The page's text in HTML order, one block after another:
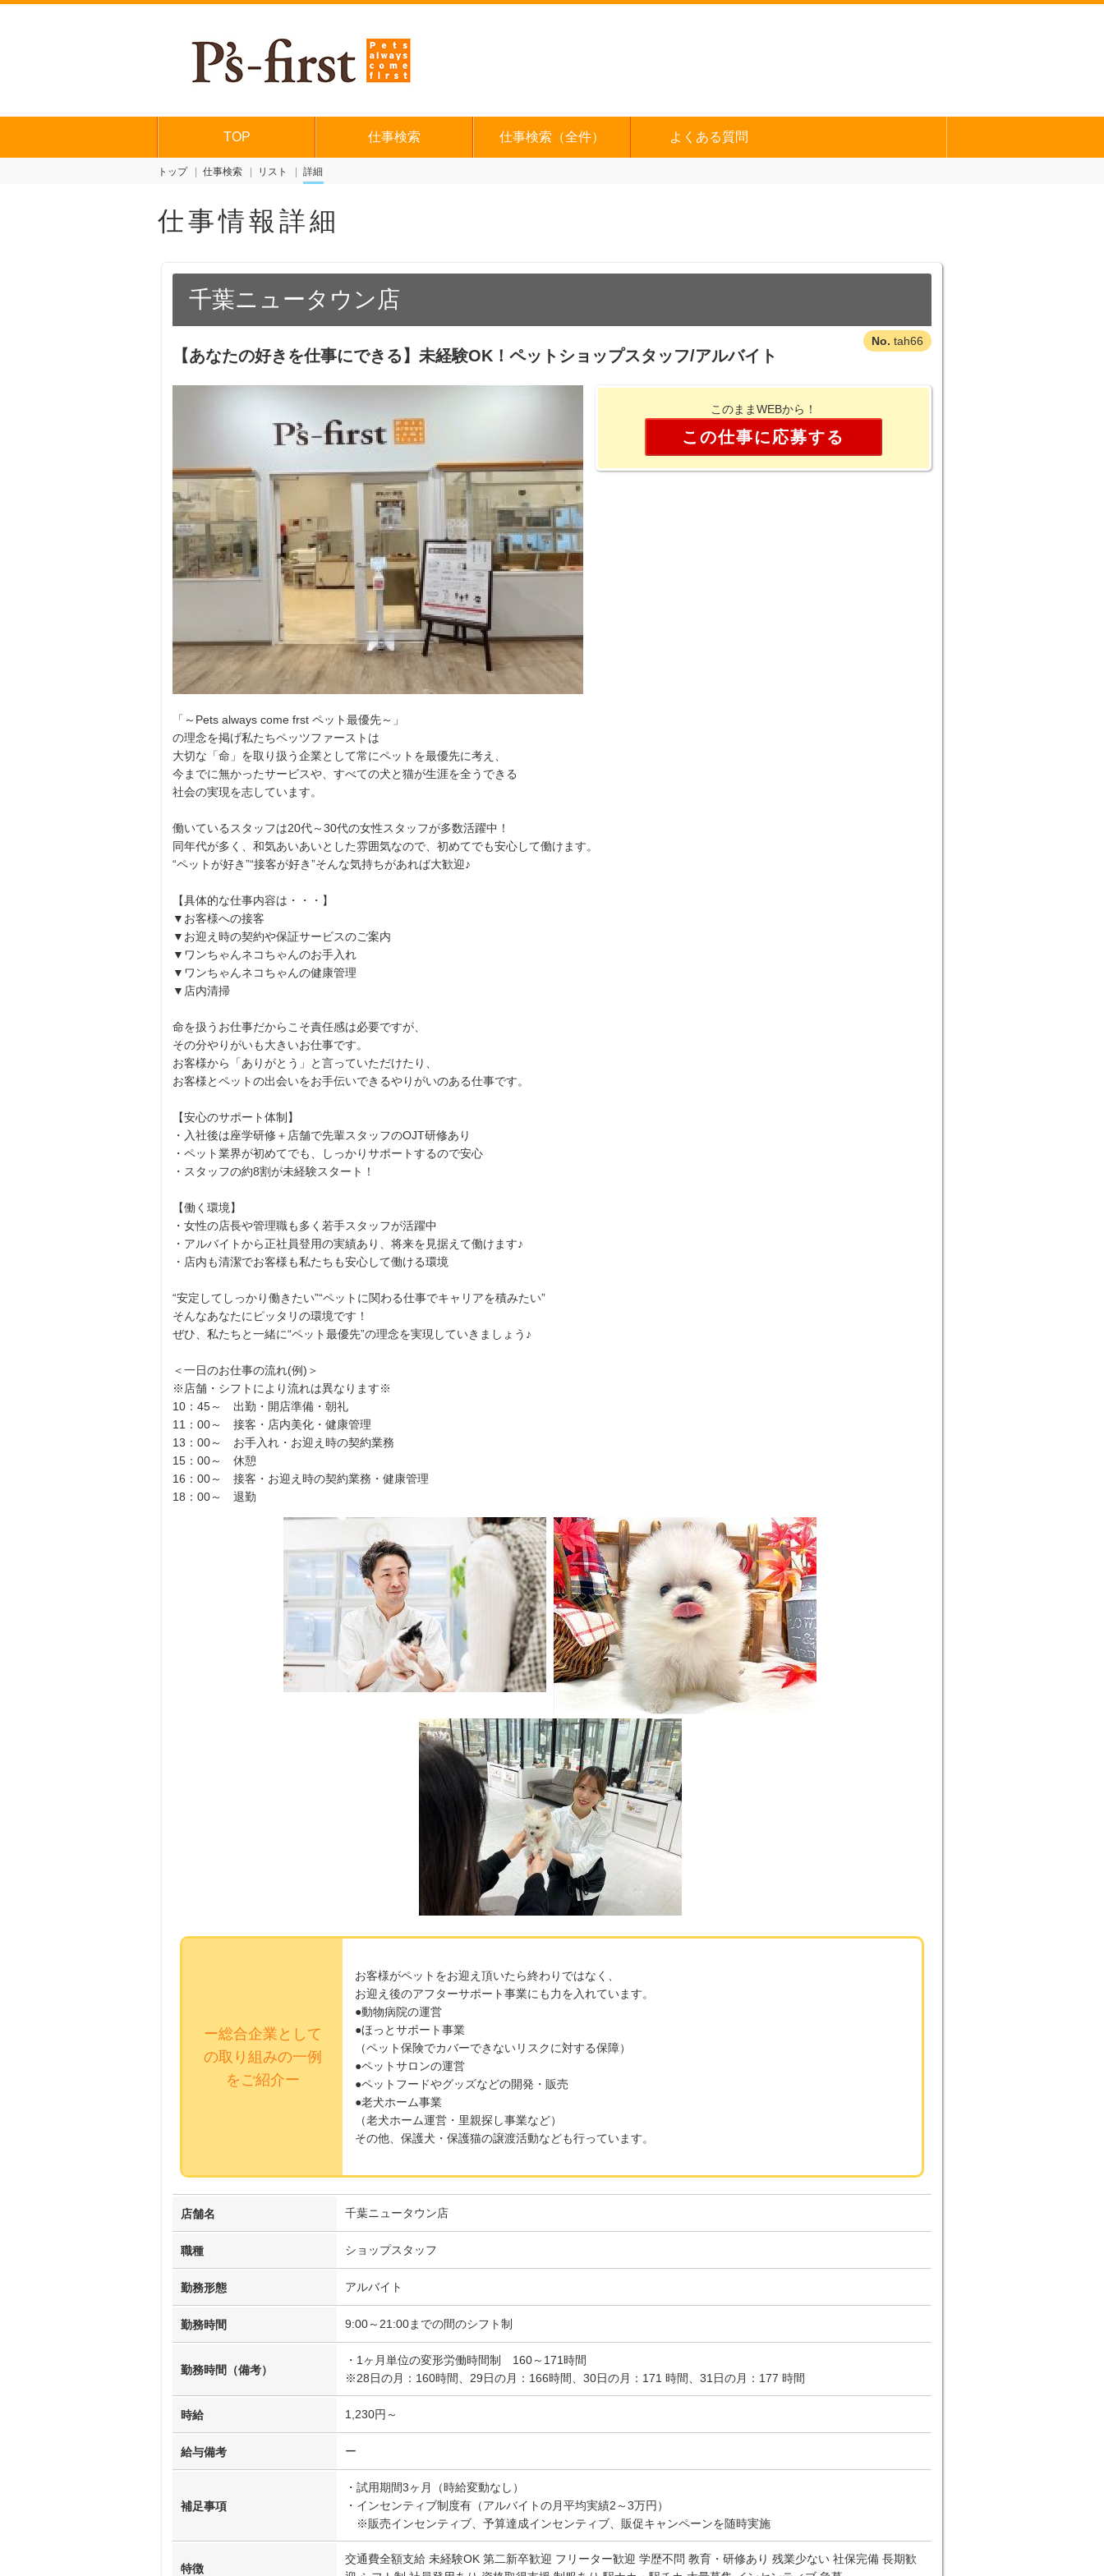
TOP 仕事検索 仕事検索（全件） よくある質問
トップ 仕事検索 リスト 詳細
仕事情報詳細
千葉ニュータウン店
tah66
【あなたの好きを仕事にできる】未経験OK！ペットショップスタッフ/アルバイト
このままWEBから！
この仕事に応募する
「～Pets always come frst ペット最優先～」
の理念を掲げ私たちペッツファーストは
大切な「命」を取り扱う企業として常にペットを最優先に考え、
今までに無かったサービスや、すべての犬と猫が生涯を全うできる
社会の実現を志しています。
働いているスタッフは20代～30代の女性スタッフが多数活躍中！
同年代が多く、和気あいあいとした雰囲気なので、初めてでも安心して働けます。
“ペットが好き”“接客が好き”そんな気持ちがあれば大歓迎♪
【具体的な仕事内容は・・・】
▼お客様への接客
▼お迎え時の契約や保証サービスのご案内
▼ワンちゃんネコちゃんのお手入れ
▼ワンちゃんネコちゃんの健康管理
▼店内清掃
命を扱うお仕事だからこそ責任感は必要ですが、
その分やりがいも大きいお仕事です。
お客様から「ありがとう」と言っていただけたり、
お客様とペットの出会いをお手伝いできるやりがいのある仕事です。
【安心のサポート体制】
・入社後は座学研修＋店舗で先輩スタッフのOJT研修あり
・ペット業界が初めてでも、しっかりサポートするので安心
・スタッフの約8割が未経験スタート！
【働く環境】
・女性の店長や管理職も多く若手スタッフが活躍中
・アルバイトから正社員登用の実績あり、将来を見据えて働けます♪
・店内も清潔でお客様も私たちも安心して働ける環境
“安定してしっかり働きたい”“ペットに関わる仕事でキャリアを積みたい”
そんなあなたにピッタリの環境です！
ぜひ、私たちと一緒に“ペット最優先”の理念を実現していきましょう♪
＜一日のお仕事の流れ(例)＞
※店舗・シフトにより流れは異なります※
10：45～ 出勤・開店準備・朝礼
11：00～ 接客・店内美化・健康管理
13：00～ お手入れ・お迎え時の契約業務
15：00～ 休憩
16：00～ 接客・お迎え時の契約業務・健康管理
18：00～ 退勤
ー総合企業として
の取り組みの一例
をご紹介ー
お客様がペットをお迎え頂いたら終わりではなく、
お迎え後のアフターサポート事業にも力を入れています。
●動物病院の運営
●ほっとサポート事業
（ペット保険でカバーできないリスクに対する保障）
●ペットサロンの運営
●ペットフードやグッズなどの開発・販売
●老犬ホーム事業
（老犬ホーム運営・里親探し事業など）
その他、保護犬・保護猫の譲渡活動なども行っています。
店舗名 千葉ニュータウン店
職種 ショップスタッフ
勤務形態 アルバイト
勤務時間 9:00～21:00までの間のシフト制
勤務時間（備考）
・1ヶ月単位の変形労働時間制 160～171時間
※28日の月：160時間、29日の月：166時間、30日の月：171 時間、31日の月：177 時間
時給 1,230円～
給与備考 ー
補足事項
・試用期間3ヶ月（時給変動なし）
・インセンティブ制度有（アルバイトの月平均実績2～3万円）
※販売インセンティブ、予算達成インセンティブ、販促キャンペーンを随時実施
特徴
交通費全額支給 未経験OK 第二新卒歓迎 フリーター歓迎 学歴不問 教育・研修あり 残業少ない 社保完備 長期歓